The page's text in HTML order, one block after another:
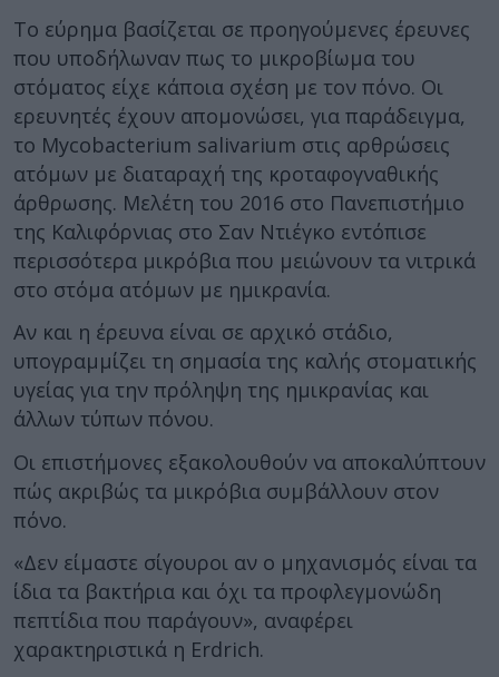
Το εύρημα βασίζεται σε προηγούμενες έρευνες
που υποδήλωναν πως το μικροβίωμα του
στόματος είχε κάποια σχέση με τον πόνο. Οι
ερευνητές έχουν απομονώσει, για παράδειγμα,
το Mycobacterium salivarium στις αρθρώσεις
ατόμων με διαταραχή της κροταφογναθικής
άρθρωσης. Μελέτη του 2016 στο Πανεπιστήμιο
της Καλιφόρνιας στο Σαν Ντιέγκο εντόπισε
περισσότερα μικρόβια που μειώνουν τα νιτρικά
στο στόμα ατόμων με ημικρανία.
Αν και η έρευνα είναι σε αρχικό στάδιο,
υπογραμμίζει τη σημασία της καλής στοματικής
υγείας για την πρόληψη της ημικρανίας και
άλλων τύπων πόνου.
Οι επιστήμονες εξακολουθούν να αποκαλύπτουν
πώς ακριβώς τα μικρόβια συμβάλλουν στον
πόνο.
«Δεν είμαστε σίγουροι αν ο μηχανισμός είναι τα
ίδια τα βακτήρια και όχι τα προφλεγμονώδη
πεπτίδια που παράγουν», αναφέρει
χαρακτηριστικά η Erdrich.